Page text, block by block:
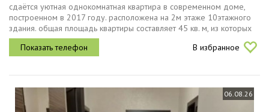
сдаётся уютная однокомнатная квартира в современном доме,
построенном в 2017 году. расположена на 2м этаже 10этажного
здания. общая площадь квартиры составляет 45 кв. м, из которых
25 кв. м жилая площадь и 15 кв. м просторная кухня. высота
потолков...
В избранное
06.08.26